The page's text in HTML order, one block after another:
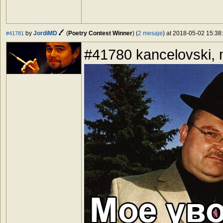
#41781 by JordiMD (Poetry Contest Winner) (2 mesaje) at 2018-05-02
#41780 kancelovski,